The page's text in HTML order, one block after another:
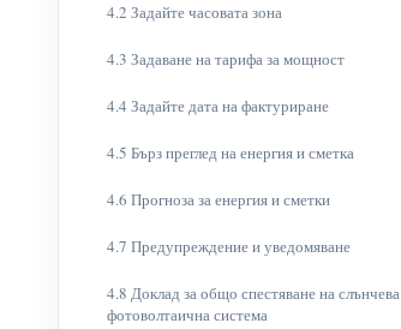
4.2 Задайте часовата зона
4.3 Задаване на тарифа за мощност
4.4 Задайте дата на фактуриране
4.5 Бърз преглед на енергия и сметка
4.6 Прогноза за енергия и сметки
4.7 Предупреждение и уведомяване
4.8 Доклад за общо спестяване на слънчева
фотоволтаична система